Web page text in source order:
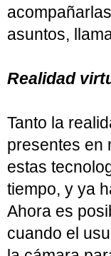
asuntos,
Realidad
Tanto la
presentes en
estas
tiempo, y ya
Ahora es
cuando el